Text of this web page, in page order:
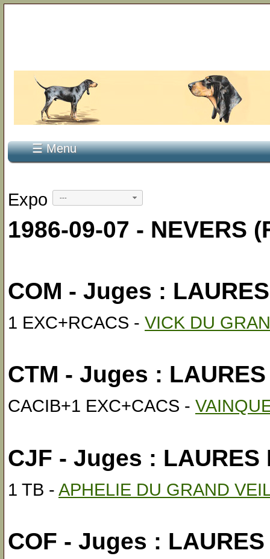
☰ Menu
Expo ---
1986-09-07 - NEVERS
COM - Juges :
1 EXC+RCACS - VICK DU
CTM - Juges :
CACIB+1 EXC+CACS -
CJF - Juges : LAURES
1 TB - APHELIE DU GRAND
COF - Juges : LAURES